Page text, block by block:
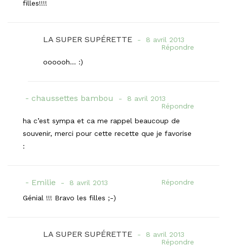
filles!!!!
LA SUPER SUPÉRETTE
8 avril 2013
Répondre
oooooh… :)
chaussettes bambou
8 avril 2013
Répondre
ha c’est sympa et ca me rappel beaucoup de
souvenir, merci pour cette recette que je favorise
:
Emilie 8 avril 2013
Répondre
Génial !!! Bravo les filles ;-)
LA SUPER SUPÉRETTE
8 avril 2013
Répondre